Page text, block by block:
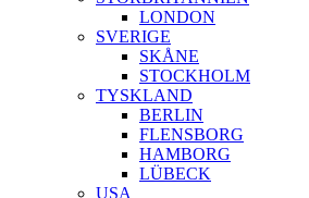
LONDON
SVERIGE
SKÅNE
STOCKHOLM
TYSKLAND
BERLIN
FLENSBORG
HAMBORG
LÜBECK
USA